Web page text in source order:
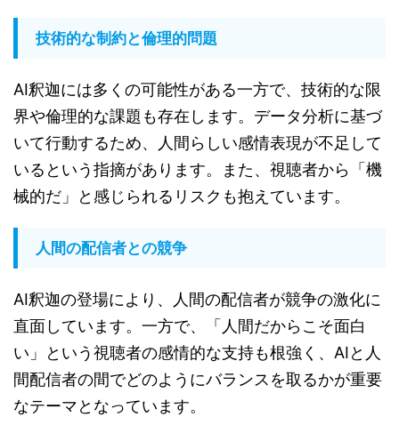
技術的な制約と倫理的問題
AI釈迦には多くの可能性がある一方で、技術的な限
界や倫理的な課題も存在します。データ分析に基づ
いて行動するため、人間らしい感情表現が不足して
いるという指摘があります。また、視聴者から「機
械的だ」と感じられるリスクも抱えています。
人間の配信者との競争
AI釈迦の登場により、人間の配信者が競争の激化に
直面しています。一方で、「人間だからこそ面白
い」という視聴者の感情的な支持も根強く、AIと人
間配信者の間でどのようにバランスを取るかが重要
なテーマとなっています。